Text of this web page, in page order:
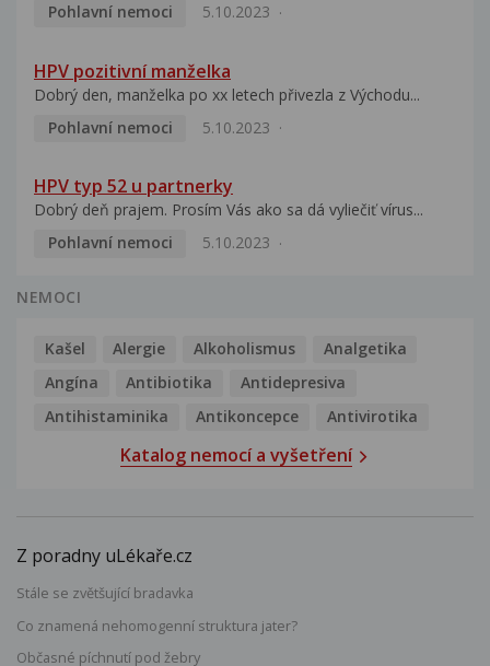
Pohlavní nemoci
5.10.2023
HPV pozitivní manželka
Dobrý den, manželka po xx letech přivezla z Východu...
Pohlavní nemoci
5.10.2023
HPV typ 52 u partnerky
Dobrý deň prajem. Prosím Vás ako sa dá vyliečiť vírus...
Pohlavní nemoci
5.10.2023
NEMOCI
Kašel Alergie Alkoholismus
Analgetika
Angína
Antibiotika
Antidepresiva
Antihistaminika
Antikoncepce Antivirotika
Katalog nemocí a vyšetření
Z poradny uLékaře.cz
Stále se zvětšující bradavka
Co znamená nehomogenní struktura jater?
Občasné píchnutí pod žebry